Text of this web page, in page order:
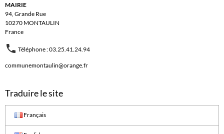
MAIRIE
94, Grande Rue
10270 MONTAULIN
France
Téléphone : 03.25.41.24.94
communemontaulin@orange.fr
Traduire le site
Français